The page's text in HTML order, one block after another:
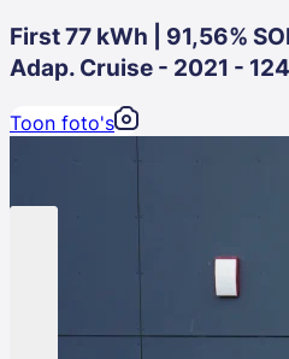
First 77 kWh | 91,56%
Adap. Cruise - 2021 -
Toon foto's